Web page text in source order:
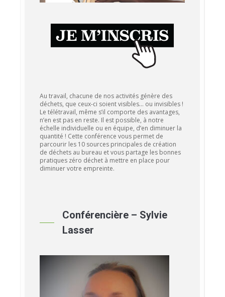
Au travail, chacune de nos activités génère des
déchets, que ceux-ci soient visibles… ou invisibles !
Le télétravail, même s’il comporte des avantages,
n’en est pas en reste. Il est possible, à notre
échelle individuelle ou en équipe, d’en diminuer la
quantité ! Cette conférence vous permet de
parcourir les 10 sources principales de création
de déchets au bureau et vous partage les bonnes
pratiques zéro déchet à mettre en place pour
diminuer votre empreinte.
Conférencière – Sylvie
Lasser